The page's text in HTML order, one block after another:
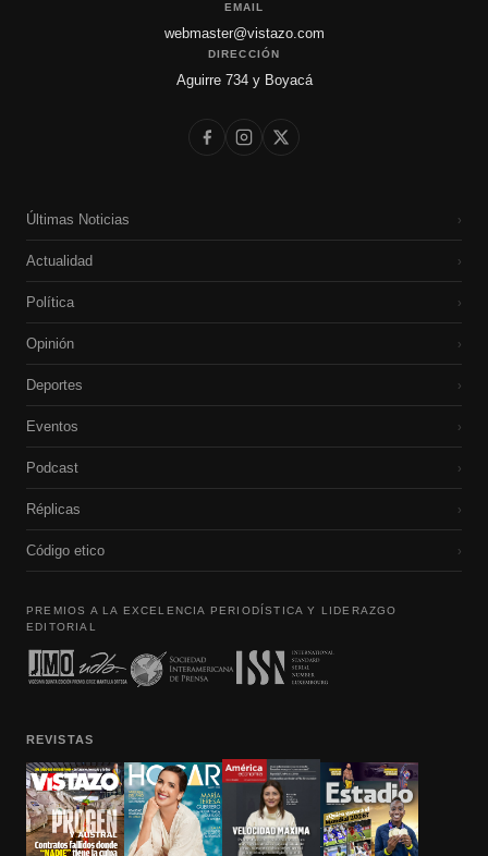
EMAIL
webmaster@vistazo.com
DIRECCIÓN
Aguirre 734 y Boyacá
Últimas Noticias ›
Actualidad ›
Política ›
Opinión ›
Deportes ›
Eventos ›
Podcast ›
Réplicas ›
Código etico ›
PREMIOS A LA EXCELENCIA PERIODÍSTICA Y LIDERAZGO
EDITORIAL
REVISTAS